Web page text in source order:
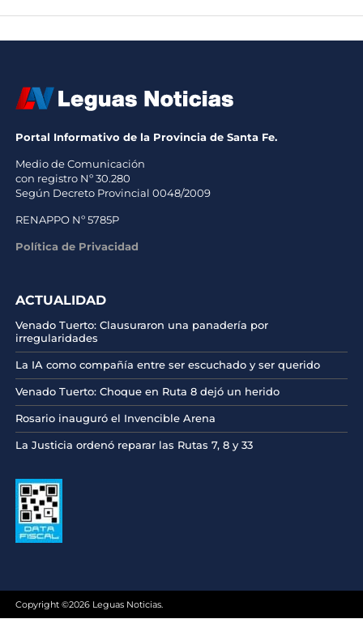
Portal Informativo de la Provincia de Santa Fe.
Medio de Comunicación
con registro Nº 30.280
Según Decreto Provincial 0048/2009
RENAPPO Nº 5785P
Política de Privacidad
ACTUALIDAD
Venado Tuerto: Clausuraron una panadería por
irregularidades
La IA como compañía entre ser escuchado y ser querido
Venado Tuerto: Choque en Ruta 8 dejó un herido
Rosario inauguró el Invencible Arena
La Justicia ordenó reparar las Rutas 7, 8 y 33
Copyright ©2026 Leguas Noticias.